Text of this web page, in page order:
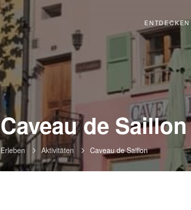
ENTDECKEN
Caveau de Saillon
Erleben Aktivitäten Caveau de Saillon